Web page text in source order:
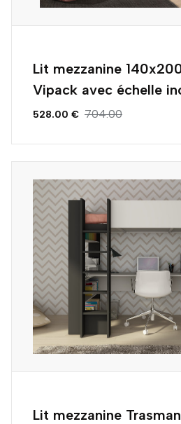
Lit mezzanine
Vipack avec échelle
528.00 € 704.00
Lit mezzanine